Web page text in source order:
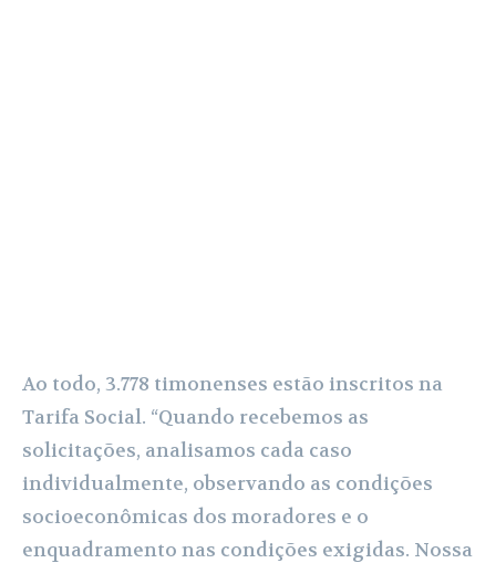
Ao todo, 3.778 timonenses estão inscritos na
Tarifa Social. “Quando recebemos as
solicitações, analisamos cada caso
individualmente, observando as condições
socioeconômicas dos moradores e o
enquadramento nas condições exigidas. Nossa